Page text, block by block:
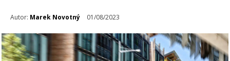
Autor: Marek Novotný 01/08/2023